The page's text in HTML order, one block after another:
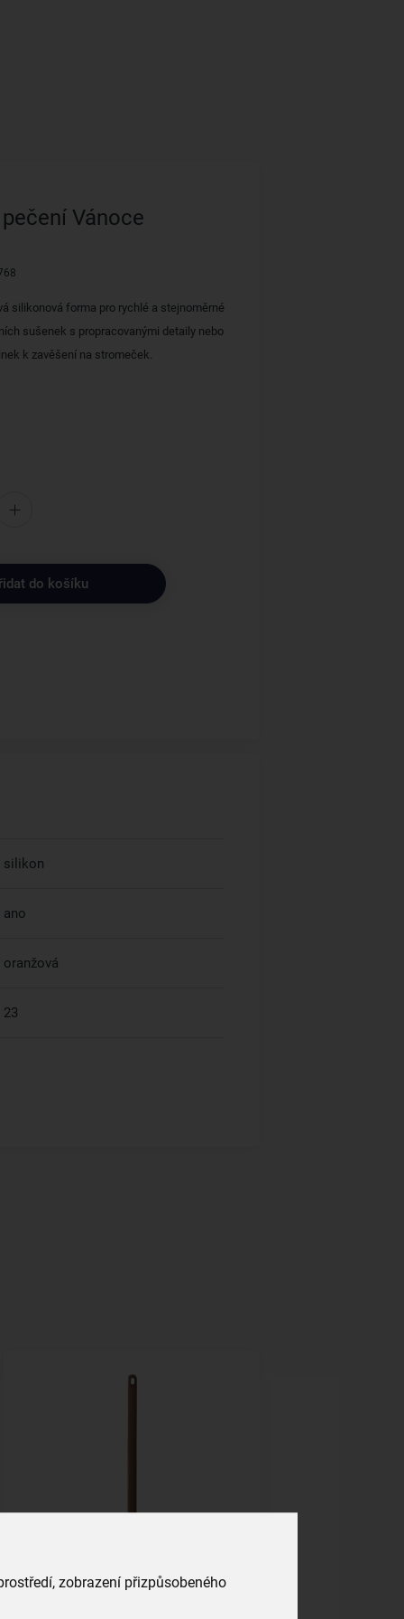
zobrazení přizpůsobeného
Vánoce
silikonová forma pro rychlé a stejnoměrné
sušenek s propracovanými detaily nebo
k zavěšení na stromeček.
do košíku
silikon
ano
oranžová
23
Vařečka 28 cm